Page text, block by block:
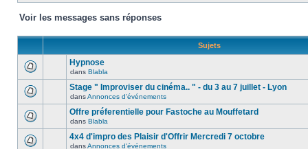
Voir les messages sans réponses
Sujets
Hypnose
dans Blabla
Stage " Improviser du cinéma.. " - du 3 au 7 juillet - Lyon
dansAnnonces d'événements
Offre préferentielle pour Fastoche au Mouffetard
dans Blabla
4x4 d'impro des Plaisir d'Offrir Mercredi 7 octobre
dansAnnonces d'événements